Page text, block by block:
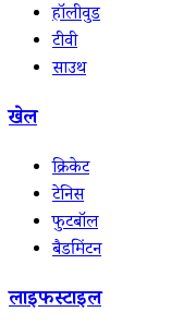
हॉलीवुड
टीवी
साउथ
खेल
क्रिकेट
टेनिस
फुटबॉल
बैडमिंटन
लाइफस्टाइल